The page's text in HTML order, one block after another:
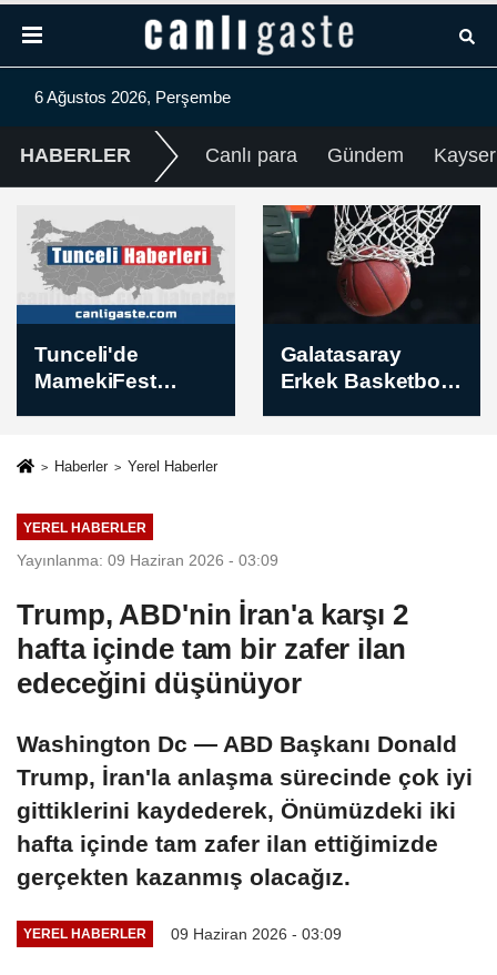
6 Ağustos 2026, Perşembe
HABERLER Canlı para Gündem
Galatasaray
Erkek Basketbol
renklerine bağladı
Türkiye Karting
Şampiyonası'nın
Haberler Yerel Haberler
YEREL HABERLER
Yayınlanma: 09 Haziran 2026 - 03:09
Trump, ABD'nin İran'a karşı 2
hafta içinde tam bir zafer ilan
edeceğini düşünüyor
Washington Dc — ABD Başkanı Donald
Trump, İran'la anlaşma sürecinde çok iyi
gittiklerini kaydederek, Önümüzdeki iki
hafta içinde tam zafer ilan ettiğimizde
gerçekten kazanmış olacağız.
YEREL HABERLER 09 Haziran 2026 - 03:09